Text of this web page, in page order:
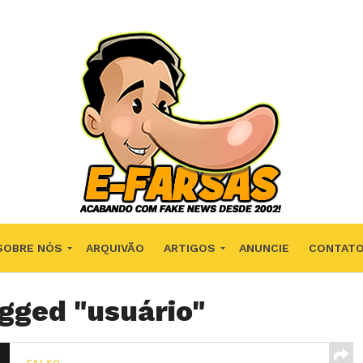
NÓS ARQUIVÃO ARTIGOS ANUNCIE CONTATO
"usuário"